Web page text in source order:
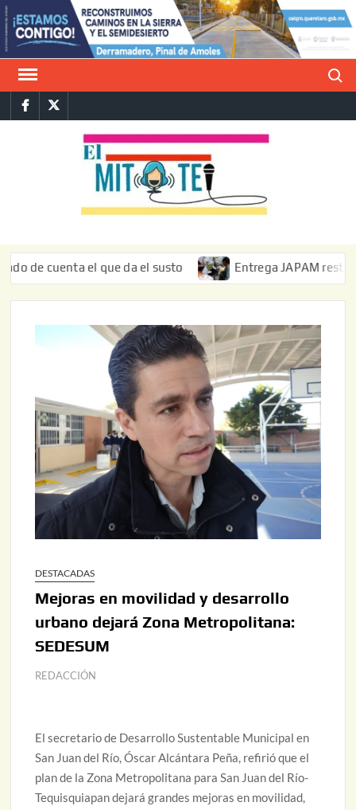
Saltar
al
contenido
FacebookTwitter
el que da el susto Entrega JAPAM restauración
DESTACADAS
Mejoras en movilidad y desarrollo
urbano dejará Zona Metropolitana:
SEDESUM
REDACCIÓN
El secretario de Desarrollo Sustentable Municipal en
San Juan del Río, Óscar Alcántara Peña, refirió que el
plan de la Zona Metropolitana para San Juan del Río-
Tequisquiapan dejará grandes mejoras en movilidad,